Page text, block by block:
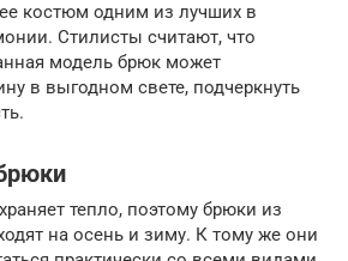
костюм одним из лучших в
Стилисты считают, что
модель брюк может
в выгодном свете, подчеркнуть
тепло, поэтому брюки из
на осень и зиму. К тому же они